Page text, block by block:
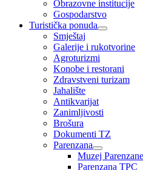
Obrazovne institucije
Gospodarstvo
Turistička ponuda
Smještaj
Galerije i rukotvorine
Agroturizmi
Konobe i restorani
Zdravstveni turizam
Jahalište
Antikvarijat
Zanimljivosti
Brošura
Dokumenti TZ
Parenzana
Muzej
Parenzana TPC